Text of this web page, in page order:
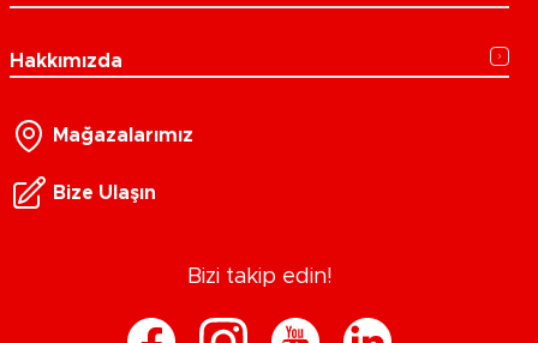
Hakkımızda
Mağazalarımız
Bize Ulaşın
Bizi takip edin!